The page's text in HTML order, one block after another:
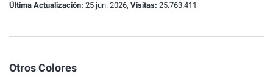
Última Actualización: 25 jun. 2026, Visitas: 25.763.411
Otros Colores